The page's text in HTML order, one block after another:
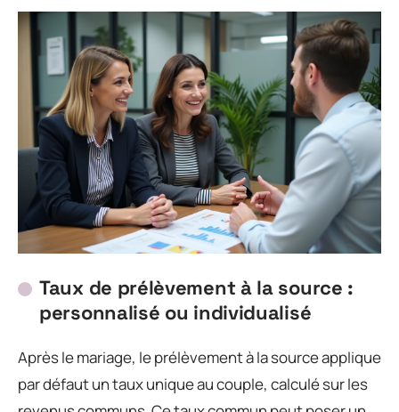
Taux de prélèvement à la source :
personnalisé ou individualisé
Après le mariage, le prélèvement à la source applique
par défaut un taux unique au couple, calculé sur les